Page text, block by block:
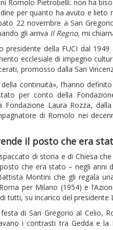
Romolo Pietrobelli: non ha
per quanto ha avuto e lieto
22 novembre a San
gli arriva Il Regno, mi
presidente della FUCI dal
ecclesiale di impegno
promosso dalla San
continuità», l’hanno
per conto della
Fondazione Laura Rozza,
di Romolo nei
il posto che era
di storia e di Chiesa
che era stato – negli
Montini che gli regala
per Milano (1954) e
tutti, su incarico del presidente
di San Gregorio al Celio,
i contrasti tra Gedda e